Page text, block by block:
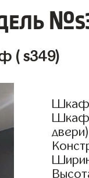
( s349)
Шкаф
Шкаф
двери)